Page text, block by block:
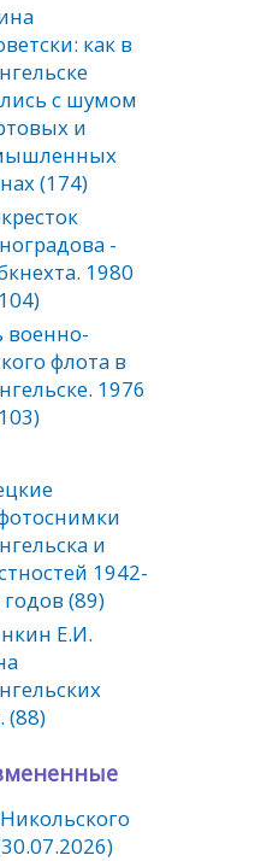
Петра I.
как в
с шумом
и
(174)
-
1980
военно-
флота в
1976
и
1942-
(89)
Е.И.
(88)